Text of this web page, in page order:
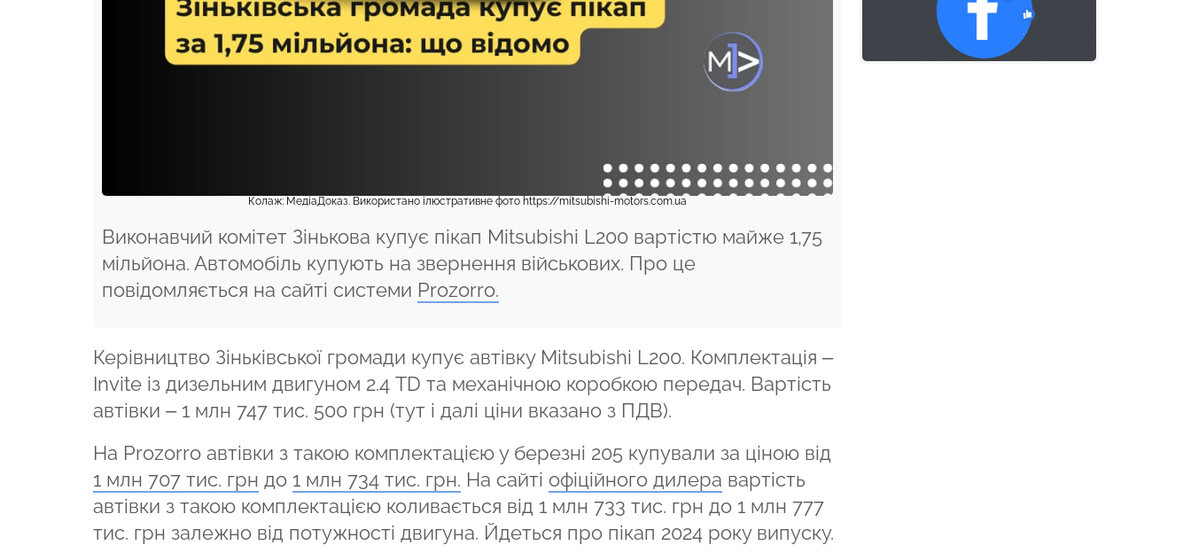
Колаж: МедіаДоказ. Використано ілюстративне фото https://mitsubishi-motors.com.ua
Виконавчий комітет Зінькова купує пікап Mitsubishi L200 вартістю майже 1,75
мільйона. Автомобіль купують на звернення військових. Про це
повідомляється на сайті системи Prozorro.
Керівництво Зіньківської громади купує автівку Mitsubishi L200. Комплектація –
Invite із дизельним двигуном 2.4 TD та механічною коробкою передач. Вартість
автівки – 1 млн 747 тис. 500 грн (тут і далі ціни вказано з ПДВ).
На Prozorro автівки з такою комплектацією у березні 205 купували за ціною від
1 млн 707 тис. грн до 1 млн 734 тис. грн. На сайті офіційного дилера вартість
автівки з такою комплектацією коливається від 1 млн 733 тис. грн до 1 млн 777
тис. грн залежно від потужності двигуна. Йдеться про пікап 2024 року випуску.